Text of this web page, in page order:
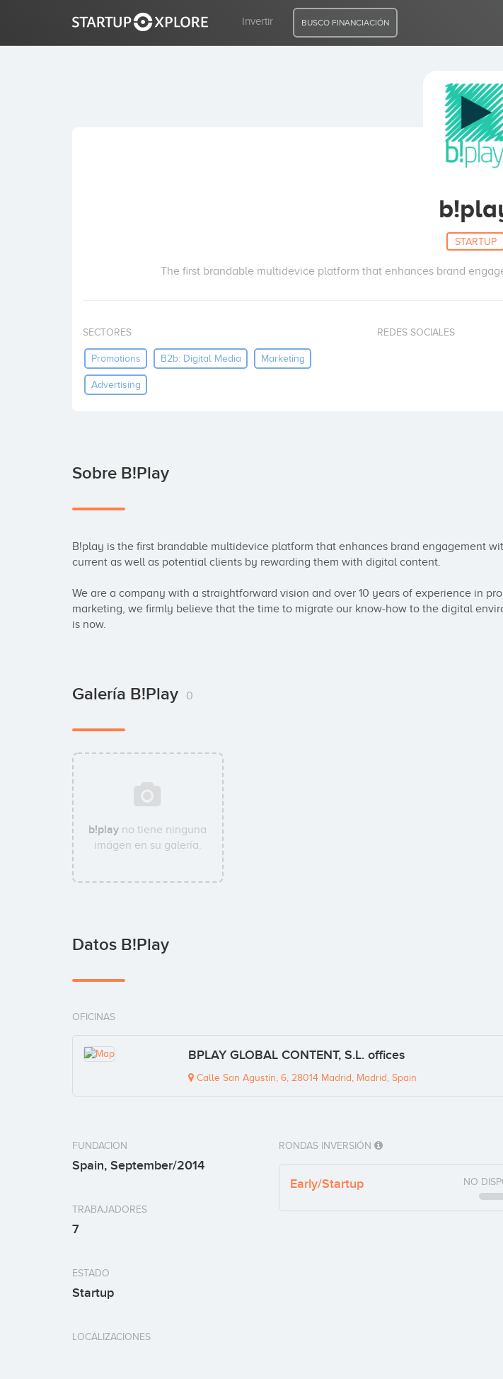
Invertir BUSCO FINANCIACIÓN
STARTUP
The first brandable multidevice platform that enhances brand
SECTORES
Promotions B2b: Digital Media Marketing
Advertising
REDES SOCIALES
Sobre B!play
B!play is the first brandable multidevice platform that enhances brand engagement
current as well as potential clients by rewarding them with digital content.
We are a company with a straightforward vision and over 10 years of experience in
marketing, we firmly believe that the time to migrate our know-how to the digital
is now.
Galería B!play 0
b!play no tiene ninguna
imágen en su galería.
Datos B!play
OFICINAS
BPLAY GLOBAL CONTENT, S.L. offices
Calle San Agustín, 6, 28014 Madrid, Madrid, Spain
FUNDACION
Spain, September/2014
TRABAJADORES
7
ESTADO
Startup
LOCALIZACIONES
RONDAS INVERSIÓN
Early/Startup NO